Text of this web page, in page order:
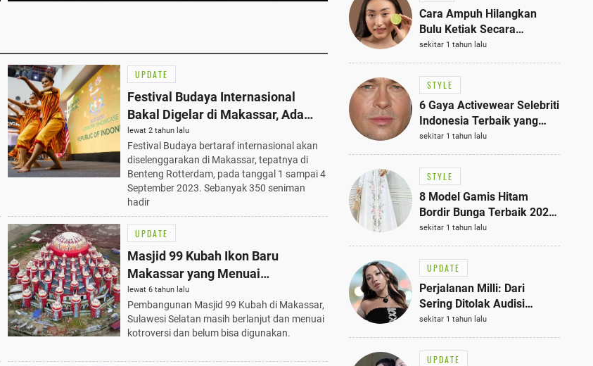
UPDATE
Festival Budaya Internasional
Bakal Digelar di Makassar, Ada
Kesenian dari 4 Negara
lewat 2 tahun lalu
Festival Budaya bertaraf internasional akan
diselenggarakan di Makassar, tepatnya di
Benteng Rotterdam, pada tanggal 1 sampai 4
September 2023. Sebanyak 350 seniman
hadir
UPDATE
Masjid 99 Kubah Ikon Baru
Makassar yang Menuai
Kontroversi
lewat 6 tahun lalu
Pembangunan Masjid 99 Kubah di Makassar,
Sulawesi Selatan masih berlanjut dan menuai
kotroversi dan belum bisa digunakan.
Cara Ampuh Hilangkan
Bulu Ketiak Secara
Permanen dalam 5
Langkah Sederhana
sekitar 1 tahun lalu
STYLE
6 Gaya Activewear Selebriti
Indonesia Terbaik yang
Bisa Jadi Inspirasi
Fashionmu
sekitar 1 tahun lalu
STYLE
8 Model Gamis Hitam
Bordir Bunga Terbaik 2025,
Stylish untuk Hangout
hingga Acara Semi-Formal
sekitar 1 tahun lalu
UPDATE
Perjalanan Milli: Dari
Sering Ditolak Audisi
hingga Menjadi Rapper Top
10 Thailand
sekitar 1 tahun lalu
UPDATE